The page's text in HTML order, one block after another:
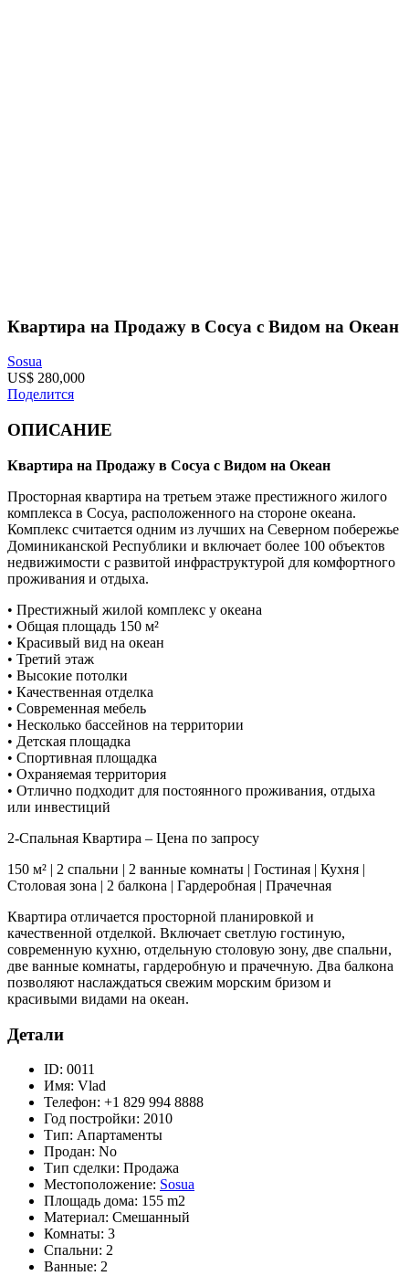
Квартира на Продажу в Сосуа с Видом на Океан
Sosua
US$ 280,000
Поделится
ОПИСАНИЕ
Квартира на Продажу в Сосуа с Видом на Океан
Просторная квартира на третьем этаже престижного жилого
комплекса в Сосуа, расположенного на стороне океана.
Комплекс считается одним из лучших на Северном побережье
Доминиканской Республики и включает более 100 объектов
недвижимости с развитой инфраструктурой для комфортного
проживания и отдыха.
• Престижный жилой комплекс у океана
• Общая площадь 150 м²
• Красивый вид на океан
• Третий этаж
• Высокие потолки
• Качественная отделка
• Современная мебель
• Несколько бассейнов на территории
• Детская площадка
• Спортивная площадка
• Охраняемая территория
• Отлично подходит для постоянного проживания, отдыха
или инвестиций
2-Спальная Квартира – Цена по запросу
150 м² | 2 спальни | 2 ванные комнаты | Гостиная | Кухня |
Столовая зона | 2 балкона | Гардеробная | Прачечная
Квартира отличается просторной планировкой и
качественной отделкой. Включает светлую гостиную,
современную кухню, отдельную столовую зону, две спальни,
две ванные комнаты, гардеробную и прачечную. Два балкона
позволяют наслаждаться свежим морским бризом и
красивыми видами на океан.
Детали
ID: 0011
Имя: Vlad
Телефон: +1 829 994 8888
Год постройки: 2010
Тип: Апартаменты
Продан: No
Тип сделки: Продажа
Местоположение: Sosua
Площадь дома: 155 m2
Материал: Смешанный
Комнаты: 3
Спальни: 2
Ванные: 2